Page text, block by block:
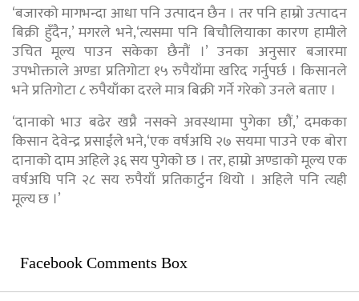
‘बजारको मागभन्दा आधा पनि उत्पादन छैन । तर पनि हाम्रो उत्पादन
बिक्री हुँदैन,’ मगरले भने,‘त्यसमा पनि बिचौलियाका कारण हामीले
उचित मूल्य पाउन सकेका छैनौं ।’ उनका अनुसार बजारमा
उपभोक्ताले अण्डा प्रतिगोटा १५ रुपैयाँमा खरिद गर्नुपर्छ । किसानले
भने प्रतिगोटा ८ रुपैयाँका दरले मात्र बिक्री गर्ने गरेको उनले बताए ।
‘दानाको भाउ बढेर खप्नै नसक्ने अवस्थामा पुगेका छौं,’ दमकका
किसान देवेन्द्र प्रसाईंले भने,‘एक वर्षअघि २७ सयमा पाउने एक बोरा
दानाको दाम अहिले ३६ सय पुगेको छ । तर, हाम्रो अण्डाको मूल्य एक
वर्षअघि पनि २८ सय रुपैयाँ प्रतिकार्टुन थियो । अहिले पनि त्यही
मूल्य छ ।’
Facebook Comments Box